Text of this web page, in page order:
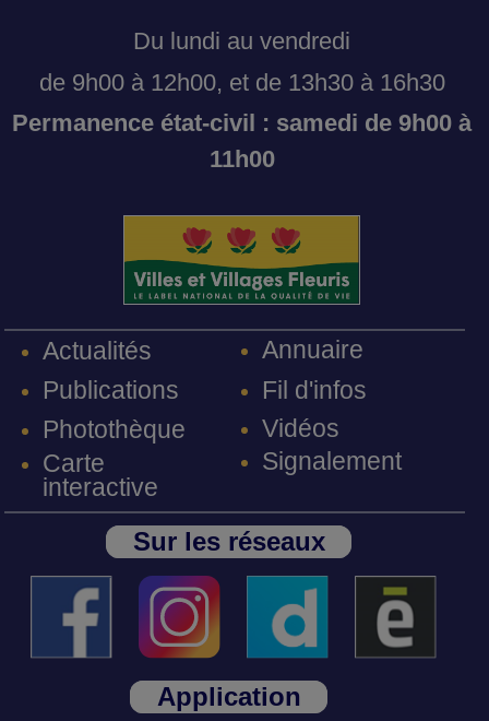
Du lundi au vendredi
de 9h00 à 12h00, et de 13h30 à 16h30
Permanence état-civil : samedi de 9h00 à
11h00
Actualités
Publications
Photothèque
Carte
interactive
Annuaire
Fil d'infos
Vidéos
Signalement
Sur les réseaux
Application